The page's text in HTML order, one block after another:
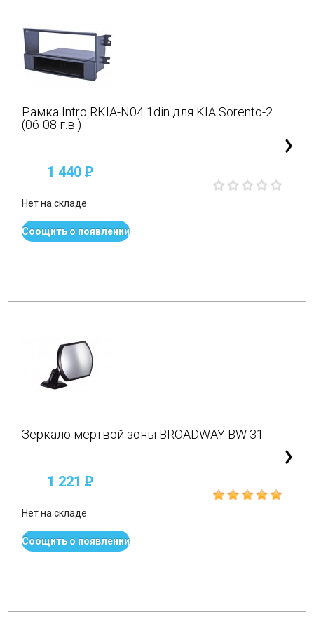
Рамка Intro RKIA-N04 1din для KIA Sorento-2
(06-08 г.в.)
1 440P
Нет на складе
Соощить о появлении
Зеркало мертвой зоны BROADWAY BW-31
1 221P
Нет на складе
Соощить о появлении